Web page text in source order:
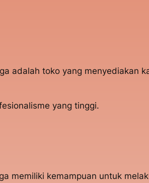
adalah toko yang menyediakan
yang tinggi.
memiliki kemampuan untuk